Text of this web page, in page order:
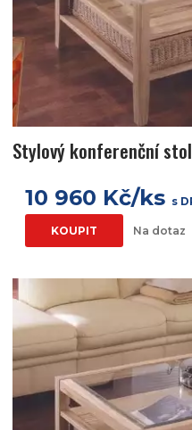
Stylový konferenční
10 960 Kč/ks s
KOUPIT Na dotaz